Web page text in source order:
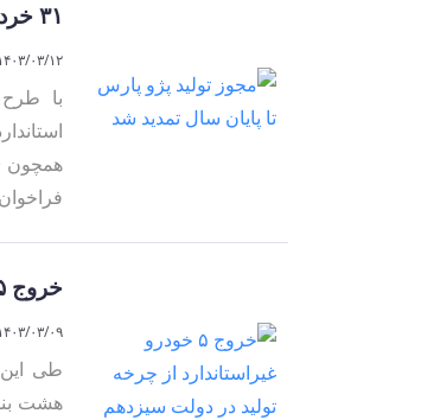
۳۱ خرداد زمان قطعی پایان تولید پژو پارس
۱۴۰۳/۰۳/
با
خروج ۵ خودرو غیراستاندارد از چرخه تولید در دولت سیزدهم
۱۴۰۳/۰۳/
هشت